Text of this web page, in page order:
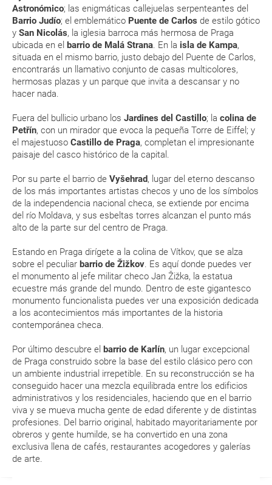
Astronómico; las enigmáticas callejuelas serpenteantes del
Barrio Judío; el emblemático Puente de Carlos de estilo gótico
y San Nicolás, la iglesia barroca más hermosa de Praga
ubicada en el barrio de Malá Strana . En la isla de Kampa,
situada en el mismo barrio, justo debajo del Puente de Carlos,
encontrarás un llamativo conjunto de casas multicolores,
hermosas plazas y un parque que invita a descansar y no
hacer nada.
Fuera del bullicio urbano los Jardines del Castillo; la colina de
Petřín, con un mirador que evoca la pequeña Torre de Eiffel; y
el majestuoso Castillo de Praga, completan el impresionante
paisaje del casco histórico de la capital.
Por su parte el barrio de Vyšehrad, lugar del eterno descanso
de los más importantes artistas checos y uno de los símbolos
de la independencia nacional checa, se extiende por encima
del río Moldava, y sus esbeltas torres alcanzan el punto más
alto de la parte sur del centro de Praga.
Estando en Praga dirígete a la colina de Vítkov, que se alza
sobre el peculiar barrio de Žižkov . Es aquí donde puedes ver
el monumento al jefe militar checo Jan Žižka, la estatua
ecuestre más grande del mundo. Dentro de este gigantesco
monumento funcionalista puedes ver una exposición dedicada
a los acontecimientos más importantes de la historia
contemporánea checa.
Por último descubre el barrio de Karlín, un lugar excepcional
de Praga construido sobre la base del estilo clásico pero con
un ambiente industrial irrepetible. En su reconstrucción se ha
conseguido hacer una mezcla equilibrada entre los edificios
administrativos y los residenciales, haciendo que en el barrio
viva y se mueva mucha gente de edad diferente y de distintas
profesiones. Del barrio original, habitado mayoritariamente por
obreros y gente humilde, se ha convertido en una zona
exclusiva llena de cafés, restaurantes acogedores y galerías
de arte.
Esta documentación te será requerida en el mostrador de la compañía
aérea a la hora de realizar el check-in el día de la salida.
MODIFICACIÓN ó CANCELACIÓN ¿Puedo anular o
modificar una reserva del viaje? ¿Qué gastos puede
generar una anulación o modificación del viaje?
¿Qué caducidad debe tener mi pasaporte para ir
a...?
aeropuerto?
RESERVAR ¿Cómo puedo reservar un viaje de
paquete vacacional en la página web?
Al realizar la reserva, uno de los servicios ha
quedado de pendiente de confirmación ¿Cómo
sabré si se confirma el viaje?
¿Cómo sé si hay plazas disponibles en el viaje que
quiero al hacer mi solicitud de reserva?
Si tengo los traslados incluidos, ¿dónde debo
dirigirme?
¿Incluye algún seguro de viaje mi reserva?
¿Cuáles son las condiciones generales en las
reservas de viajes?